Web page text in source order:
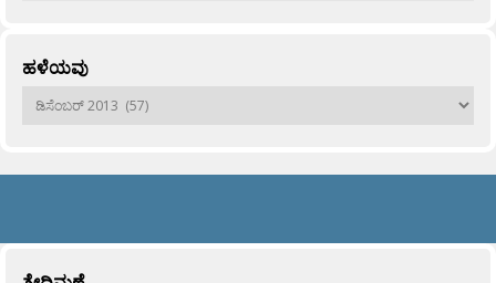
ಹಳೆಯವು
ಹಳೆಯವು